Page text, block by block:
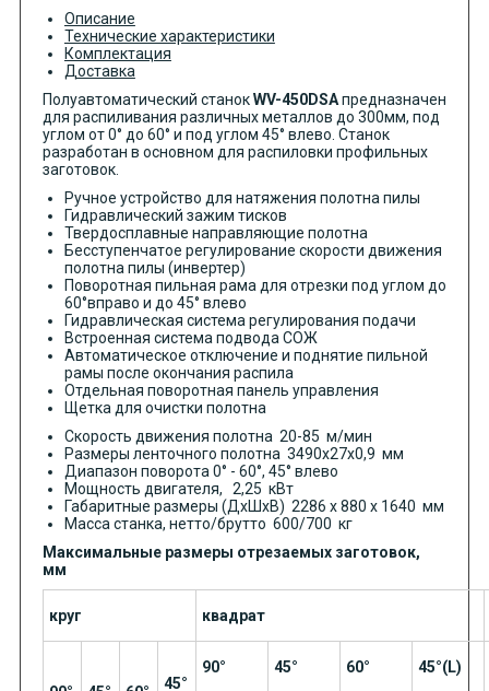
Описание
Технические характеристики
Комплектация
Доставка
Полуавтоматический станокWV-450DSАпредназначен
для распиливания различных металлов до 300мм, под
углом от 0° до 60° и под углом 45° влево. Станок
разработан в основном для распиловки профильных
заготовок.
Ручное устройство для натяжения полотна пилы
Гидравлический зажим тисков
Твердосплавные направляющие полотна
Бесступенчатое регулирование скорости движения
полотна пилы (инвертер)
Поворотная пильная рама для отрезки под углом до
60°вправо и до 45° влево
Гидравлическая система регулирования подачи
Встроенная система подвода СОЖ
Автоматическое отключение и поднятие пильной
рамы после окончания распила
Отдельная поворотная панель управления
Щетка для очистки полотна
Скорость движения полотна 20-85 м/мин
Размеры ленточного полотна 3490х27х0,9 мм
Диапазон поворота 0° - 60°, 45° влево
Мощность двигателя, 2,25 кВт
Габаритные размеры (ДхШхВ) 2286 x 880 x 1640 мм
Масса станка, нетто/брутто 600/700 кг
Максимальные размеры отрезаемых заготовок,
мм
круг квадрат
45°
90° 45° 60° 45°(L)